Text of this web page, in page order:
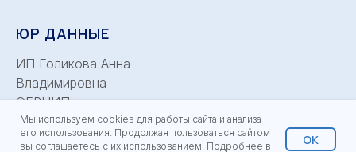
ЮР ДАННЫЕ
ИП Голикова Анна
Владимировна
ОГРНИП
322508100351895
ИНН: 502245839464
Политика
Мы используем cookies для работы сайта и анализа
его использования. Продолжая пользоваться сайтом
вы соглашаетесь с их использованием. Подробнее в
ОК